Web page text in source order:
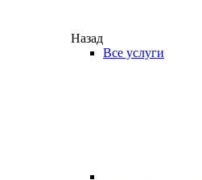
Назад
Все услуги